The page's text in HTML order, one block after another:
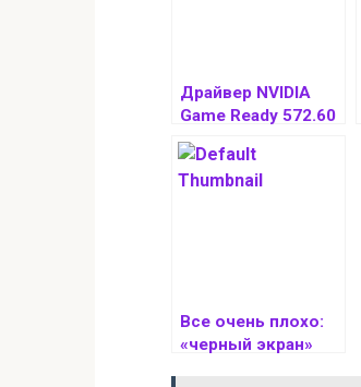
Драйвер NVIDIA
Game Ready 572.60
устраняет чёрный
экран на RTX 5000
Все очень плохо:
«черный экран»